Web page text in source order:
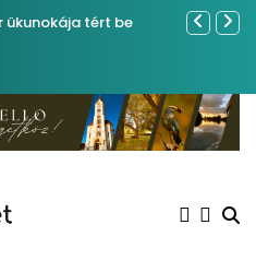
ükunokája tért be
Év